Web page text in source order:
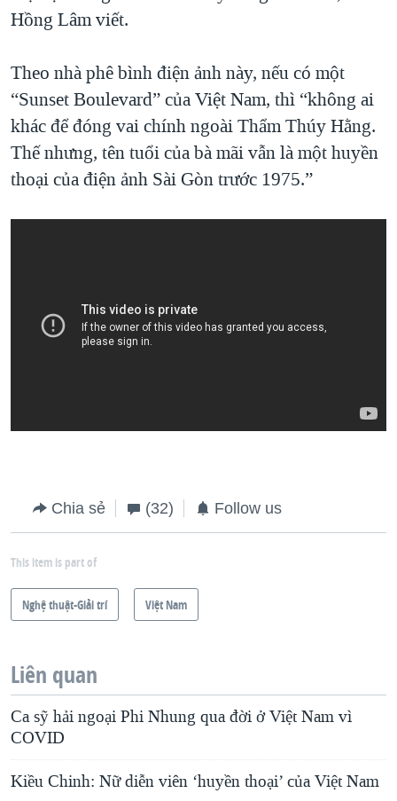
Hồng Lâm viết.
Theo nhà phê bình điện ảnh này, nếu có một
“Sunset Boulevard” của Việt Nam, thì “không ai
khác để đóng vai chính ngoài Thẩm Thúy Hằng.
Thế nhưng, tên tuổi của bà mãi vẫn là một huyền
thoại của điện ảnh Sài Gòn trước 1975.”
Chia sẻ (32) Follow us
This item is part of
Nghệ thuật-Giải trí Việt Nam
Liên quan
Ca sỹ hải ngoại Phi Nhung qua đời ở Việt Nam vì
COVID
Kiều Chinh: Nữ diễn viên ‘huyền thoại’ của Việt Nam